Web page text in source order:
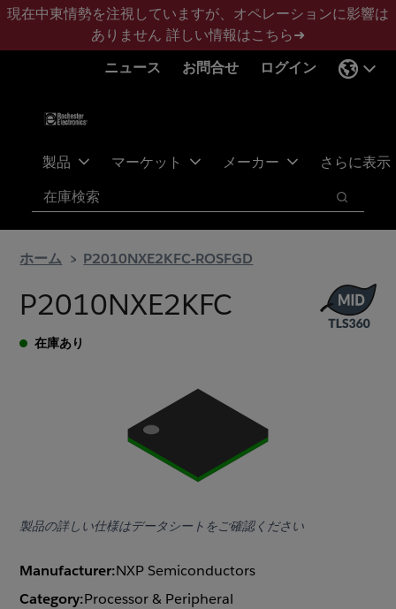
メ
ン
フ
タ
現在中東情勢を注視していますが、オペレーションに影響は
ありません 詳しい情報はこちら➜
ニュース
お問合せ ログイン
製品 マーケット メーカー さらに表示
検索
検索
ホーム P2010NXE2KFC-ROSFGD
P2010NXE2KFC
在庫あり
製品の詳しい仕様はデータシートをご確認ください
Manufacturer:NXP Semiconductors
Category:Processor & Peripheral